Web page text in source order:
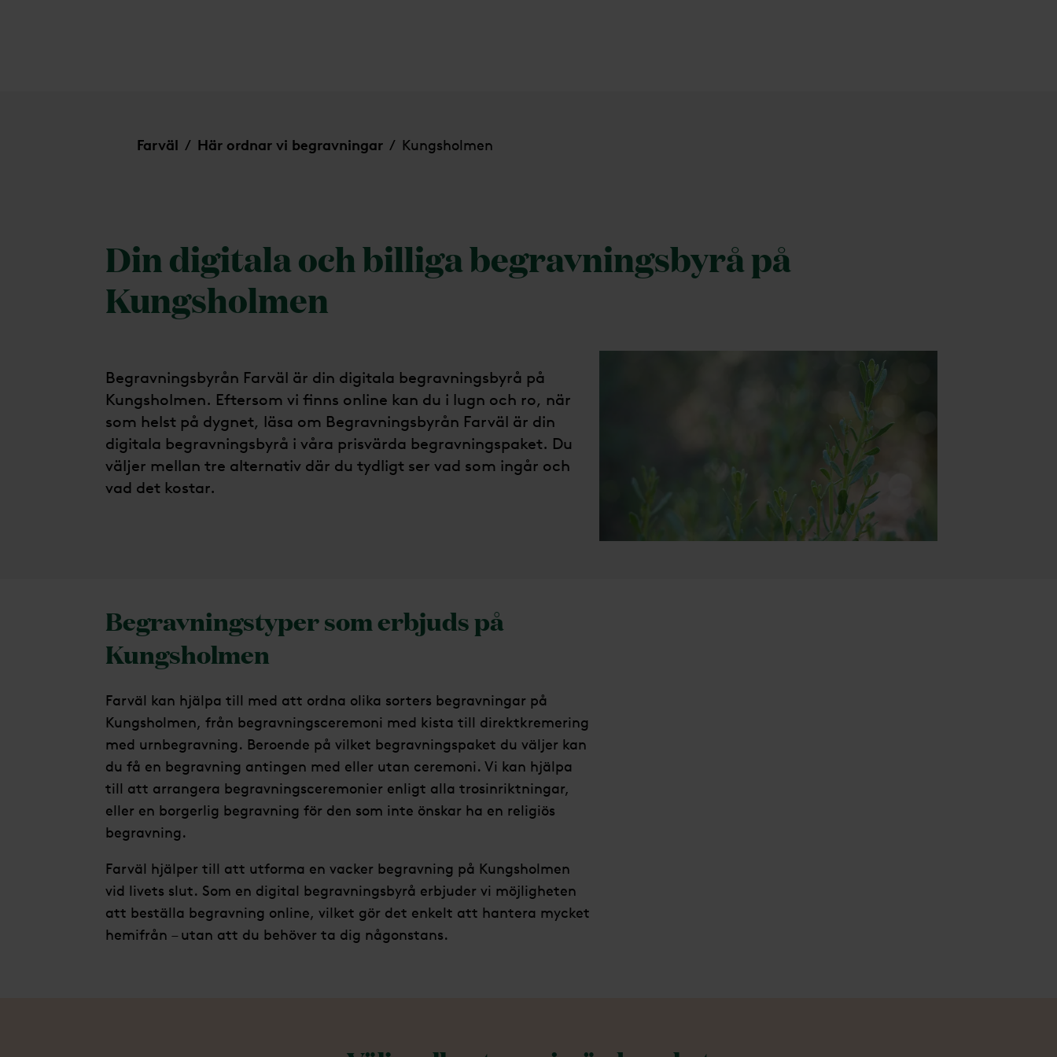
Farväl / Här ordnar vi begravningar / Kungsholmen
Din digitala och billiga begravningsbyrå på
Kungsholmen
Begravningsbyrån Farväl är din digitala begravningsbyrå på
Kungsholmen. Eftersom vi finns online kan du i lugn och ro, när
som helst på dygnet, läsa om Begravningsbyrån Farväl är din
digitala begravningsbyrå i våra prisvärda begravningspaket. Du
väljer mellan tre alternativ där du tydligt ser vad som ingår och
vad det kostar.
Begravningstyper som erbjuds på
Kungsholmen
Farväl kan hjälpa till med att ordna olika sorters begravningar på
Kungsholmen, från begravningsceremoni med kista till direktkremering
med urnbegravning. Beroende på vilket begravningspaket du väljer kan
du få en begravning antingen med eller utan ceremoni. Vi kan hjälpa
till att arrangera begravningsceremonier enligt alla trosinriktningar,
eller en borgerlig begravning för den som inte önskar ha en religiös
begravning.
Farväl hjälper till att utforma en vacker begravning på Kungsholmen
vid livets slut. Som en digital begravningsbyrå erbjuder vi möjligheten
att beställa begravning online, vilket gör det enkelt att hantera mycket
hemifrån – utan att du behöver ta dig någonstans.